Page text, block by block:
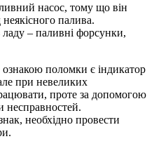
насос, тому що він
палива.
– паливні форсунки,
поломки є індикатор
при невеликих
проте за допомогою
несправностей.
необхідно провести